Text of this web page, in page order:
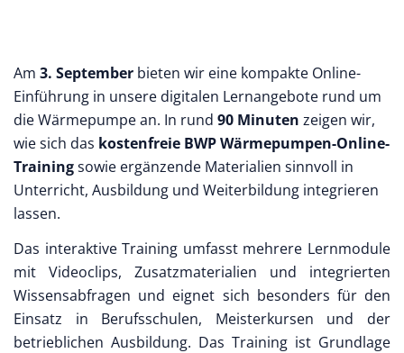
Am 3. September bieten wir eine kompakte Online-
Einführung in unsere digitalen Lernangebote rund um
die Wärmepumpe an. In rund 90 Minuten zeigen wir,
wie sich das kostenfreie BWP Wärmepumpen-Online-
Trainingsowie ergänzende Materialien sinnvoll in
Unterricht, Ausbildung und Weiterbildung integrieren
lassen.
Das interaktive Training umfasst mehrere Lernmodule
mit Videoclips, Zusatzmaterialien und integrierten
Wissensabfragen und eignet sich besonders für den
Einsatz in Berufsschulen, Meisterkursen und der
betrieblichen Ausbildung. Das Training ist Grundlage